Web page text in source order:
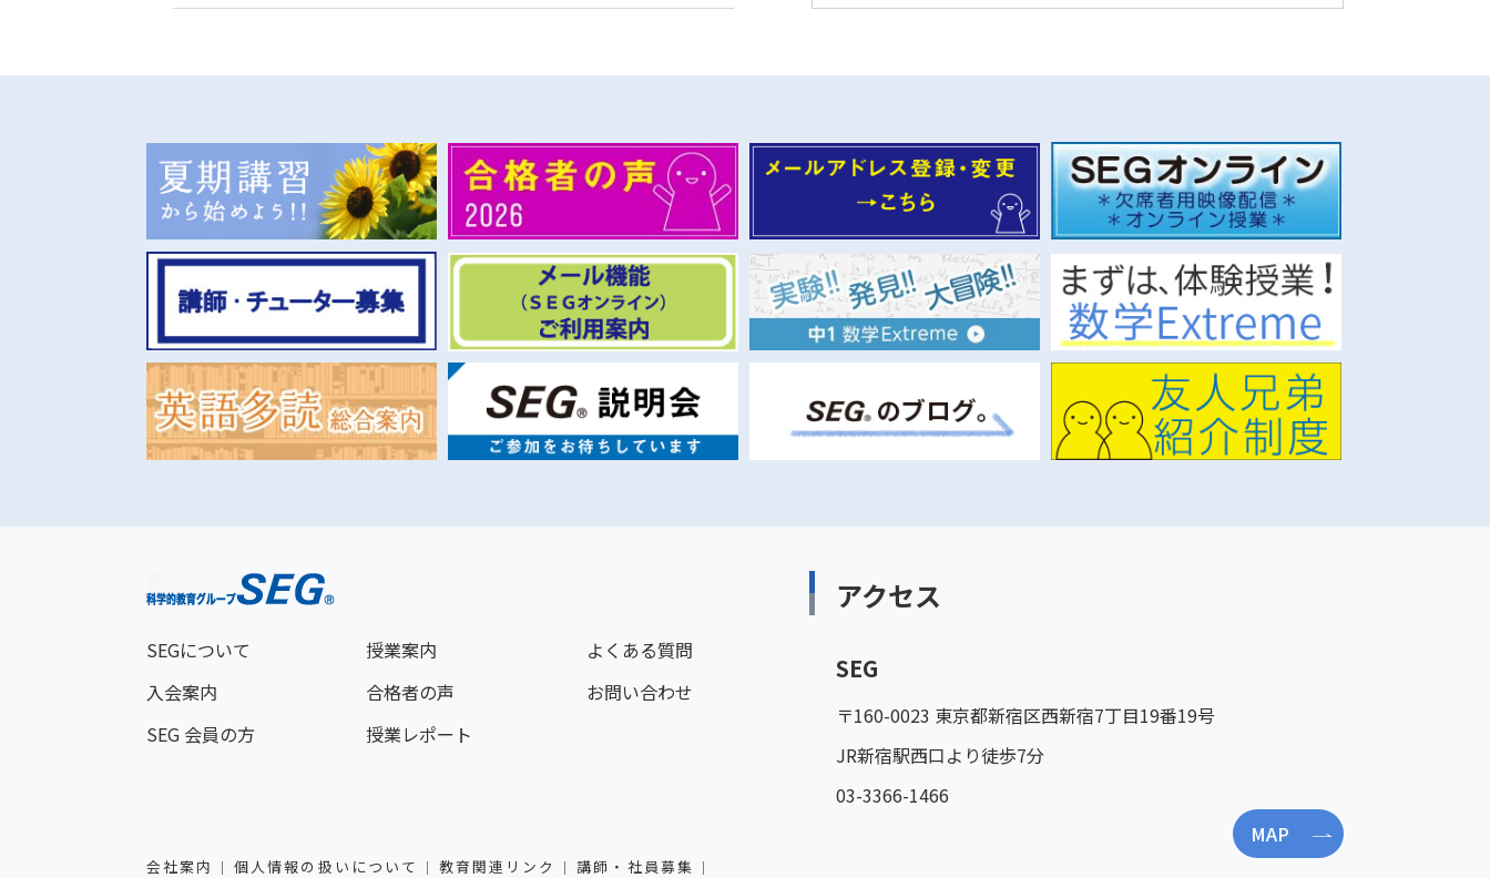
SEGについて 授業案内
よくある質問
入会案内
合格者の声
お問い合わせ
SEG 会員の方
授業レポート
アクセス
SEG
〒160-0023 東京都新宿区西新宿7丁目19番19号
JR新宿駅西口より徒歩7分
03-3366-1466
MAP
会社案内 個人情報の扱いについて 教育関連リンク 講師・社員募集